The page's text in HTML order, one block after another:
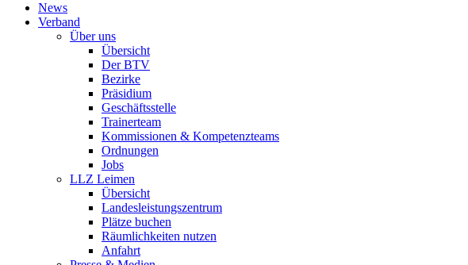
News
Verband
Über uns
Übersicht
Der BTV
Bezirke
Präsidium
Geschäftsstelle
Trainerteam
Kommissionen & Kompetenzteams
Ordnungen
Jobs
LLZ Leimen
Übersicht
Landesleistungszentrum
Plätze buchen
Räumlichkeiten nutzen
Anfahrt